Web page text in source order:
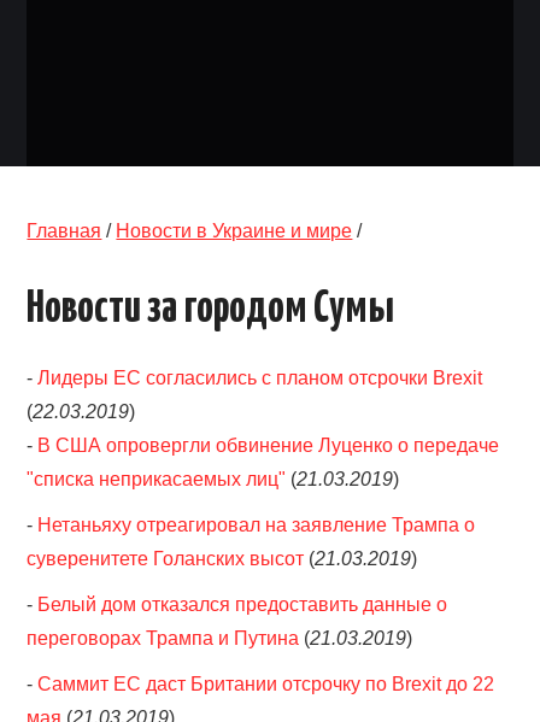
Главная / Новости в Украине и мире /
Новости за городом Сумы
-Лидеры ЕС согласились с планом отсрочки Brexit
(22.03.2019)
- В США опровергли обвинение Луценко о передаче
"списка неприкасаемых лиц" (21.03.2019)
- Нетаньяху отреагировал на заявление Трампа о
суверенитете Голанских высот (21.03.2019)
- Белый дом отказался предоставить данные о
переговорах Трампа и Путина (21.03.2019)
-Саммит ЕС даст Британии отсрочку по Brexit до 22
мая (21.03.2019)